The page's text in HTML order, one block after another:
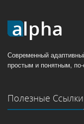
Современный
простым и понятным,
Полезные Ссылки